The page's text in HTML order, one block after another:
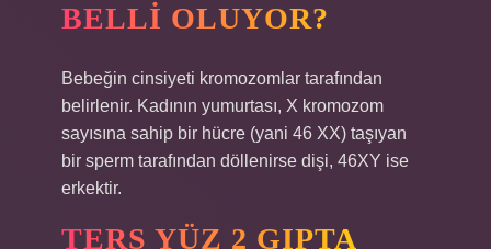
BELLI OLUYOR?
Bebeğin cinsiyeti kromozomlar tarafından
belirlenir. Kadının yumurtası, X kromozom
sayısına sahip bir hücre (yani 46 XX) taşıyan
bir sperm tarafından döllenirse dişi, 46XY ise
erkektir.
TERS YÜZ 2 GIPTA